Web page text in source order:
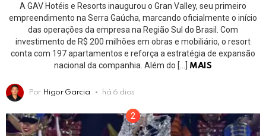
A GAV Hotéis e Resorts inaugurou o Gran Valley, seu primeiro
empreendimento na Serra Gaúcha, marcando oficialmente o início
das operações da empresa na Região Sul do Brasil. Com
investimento de R$ 200 milhões em obras e mobiliário, o resort
conta com 197 apartamentos e reforça a estratégia de expansão
nacional da companhia. Além do […] MAIS
Por Higor Garcia há 6 dias